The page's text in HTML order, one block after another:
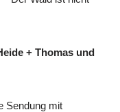
+ Thomas und
Sendung mit